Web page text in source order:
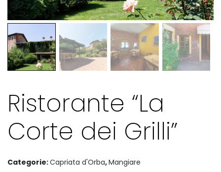
Ristorante “La
Corte dei Grilli”
Categorie:Capriata d'Orba,Mangiare